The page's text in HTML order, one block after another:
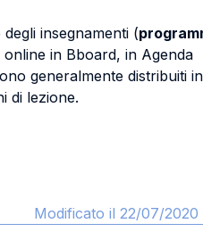
insegnamenti (
in Bboard, in Agenda
generalmente distribuiti
di lezione.
Modificato il 22/07/2020